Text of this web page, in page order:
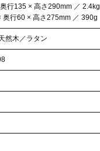
行135 × 高さ290mm ／ 2.4kg
奥行60 × 高さ275mm ／ 390g
然木／ラタン